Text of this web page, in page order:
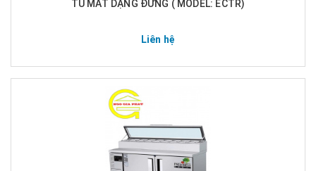
TỦ MÁT DẠNG ĐỨNG ( MODEL: ECTR)
Liên hệ